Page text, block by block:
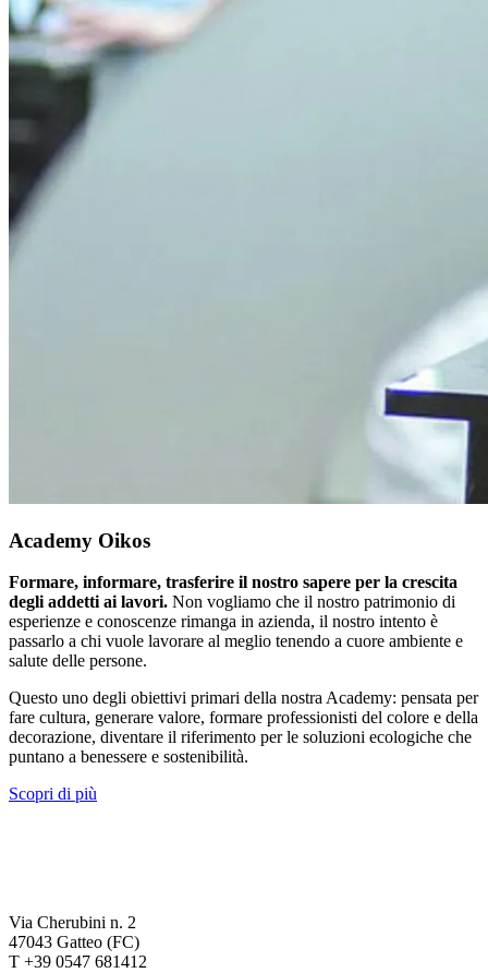
Academy Oikos
Formare, informare, trasferire il nostro sapere per la crescita
degli addetti ai lavori. Non vogliamo che il nostro patrimonio di
esperienze e conoscenze rimanga in azienda, il nostro intento è
passarlo a chi vuole lavorare al meglio tenendo a cuore ambiente e
salute delle persone.
Questo uno degli obiettivi primari della nostra Academy: pensata per
fare cultura, generare valore, formare professionisti del colore e della
decorazione, diventare il riferimento per le soluzioni ecologiche che
puntano a benessere e sostenibilità.
Scopri di più
Via Cherubini n. 2
47043 Gatteo (FC)
T +39 0547 681412